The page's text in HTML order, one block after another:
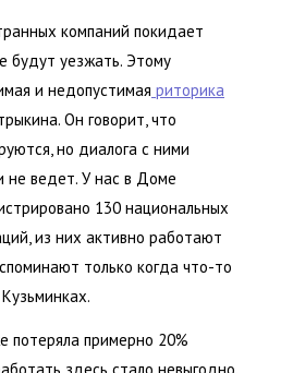
компаний покидает
будут уезжать. Этому
и недопустимая риторика
Он говорит, что
но диалога с ними
не ведет. У нас в Доме
130 национальных
из них активно работают
только когда что-то
потеряла примерно 20%